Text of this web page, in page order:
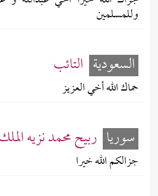
وللمسلمين
السعودية التائب
حماك الله أخي العزيز
سوريا ربيح محمد نزيه
جزالكم الله خيرا